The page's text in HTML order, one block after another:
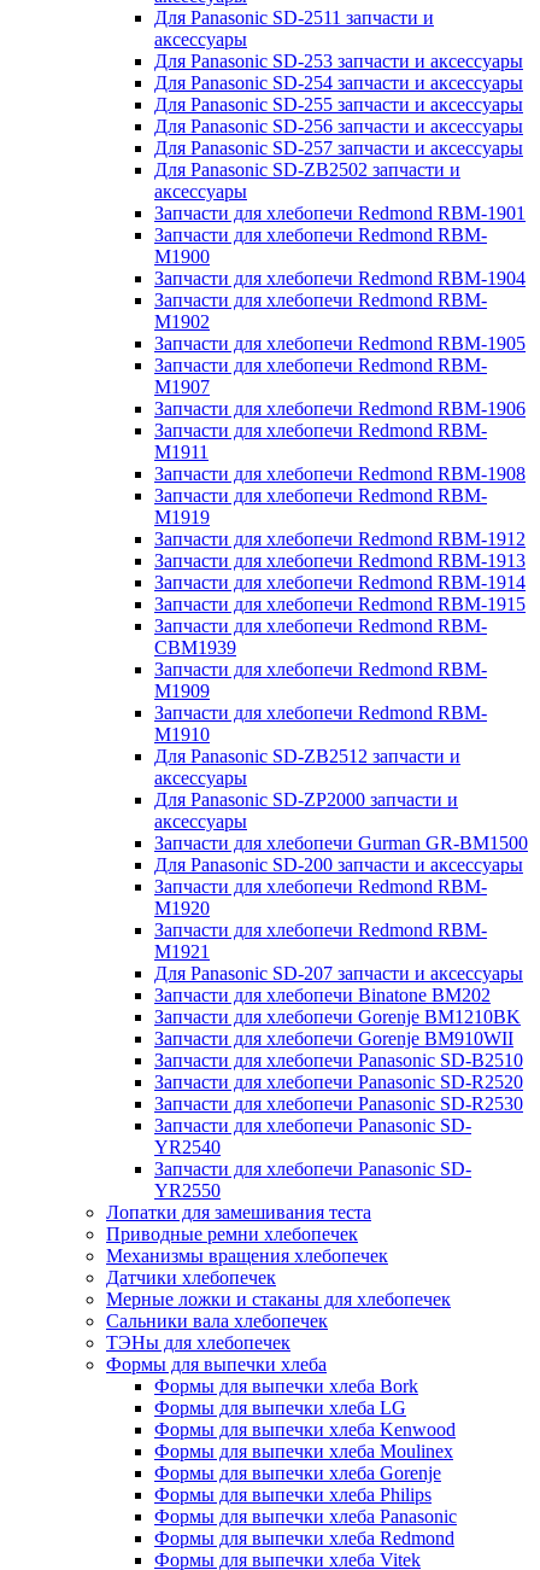
Для Panasonic SD-2511 запчасти и
аксессуары
Для Panasonic SD-253 запчасти и аксессуары
Для Panasonic SD-254 запчасти и аксессуары
Для Panasonic SD-255 запчасти и аксессуары
Для Panasonic SD-256 запчасти и аксессуары
Для Panasonic SD-257 запчасти и аксессуары
Для Panasonic SD-ZB2502 запчасти и
аксессуары
Запчасти для хлебопечи Redmond RBM-1901
Запчасти для хлебопечи Redmond RBM-
M1900
Запчасти для хлебопечи Redmond RBM-1904
Запчасти для хлебопечи Redmond RBM-
M1902
Запчасти для хлебопечи Redmond RBM-1905
Запчасти для хлебопечи Redmond RBM-
M1907
Запчасти для хлебопечи Redmond RBM-1906
Запчасти для хлебопечи Redmond RBM-
M1911
Запчасти для хлебопечи Redmond RBM-1908
Запчасти для хлебопечи Redmond RBM-
M1919
Запчасти для хлебопечи Redmond RBM-1912
Запчасти для хлебопечи Redmond RBM-1913
Запчасти для хлебопечи Redmond RBM-1914
Запчасти для хлебопечи Redmond RBM-1915
Запчасти для хлебопечи Redmond RBM-
CBM1939
Запчасти для хлебопечи Redmond RBM-
M1909
Запчасти для хлебопечи Redmond RBM-
M1910
Для Panasonic SD-ZB2512 запчасти и
аксессуары
Для Panasonic SD-ZP2000 запчасти и
аксессуары
Запчасти для хлебопечи Gurman GR-BM1500
Для Panasonic SD-200 запчасти и аксессуары
Запчасти для хлебопечи Redmond RBM-
M1920
Запчасти для хлебопечи Redmond RBM-
M1921
Для Panasonic SD-207 запчасти и аксессуары
Запчасти для хлебопечи Binatone BM202
Запчасти для хлебопечи Gorenje BM1210BK
Запчасти для хлебопечи Gorenje BM910WII
Запчасти для хлебопечи Panasonic SD-B2510
Запчасти для хлебопечи Panasonic SD-R2520
Запчасти для хлебопечи Panasonic SD-R2530
Запчасти для хлебопечи Panasonic SD-
YR2540
Запчасти для хлебопечи Panasonic SD-
YR2550
Лопатки для замешивания теста
Приводные ремни хлебопечек
Механизмы вращения хлебопечек
Датчики хлебопечек
Мерные ложки и стаканы для хлебопечек
Сальники вала хлебопечек
ТЭНы для хлебопечек
Формы для выпечки хлеба
Формы для выпечки хлеба Bork
Формы для выпечки хлеба LG
Формы для выпечки хлеба Kenwood
Формы для выпечки хлеба Moulinex
Формы для выпечки хлеба Gorenje
Формы для выпечки хлеба Philips
Формы для выпечки хлеба Panasonic
Формы для выпечки хлеба Redmond
Формы для выпечки хлеба Vitek